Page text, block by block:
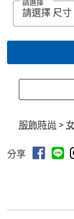
請選擇
服飾時尚 >
分享